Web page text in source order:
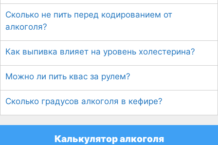
Сколько не пить перед кодированием от
алкоголя?
Как выпивка влияет на уровень холестерина?
Можно ли пить квас за рулем?
Сколько градусов алкоголя в кефире?
Калькулятор алкоголя